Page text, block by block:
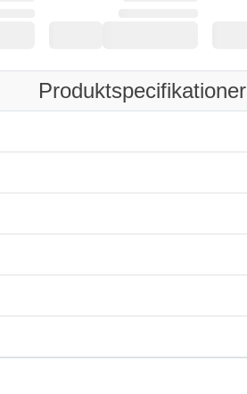
Produktspecifikationer